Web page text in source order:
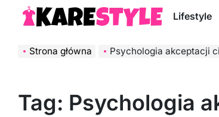
KareStyle.pl
Lifestyle
Strona główna Psychologia akceptacji
Tag: Psychologia